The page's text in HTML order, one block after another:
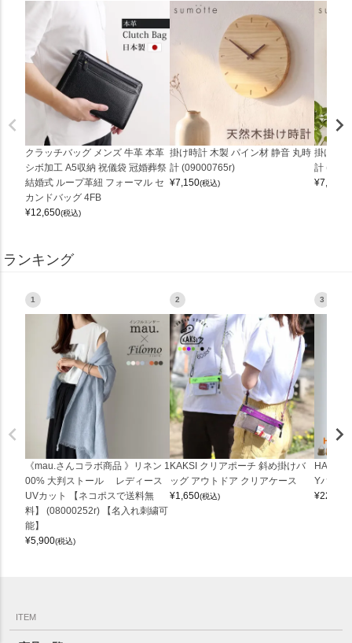
クラッチバッグ メンズ 牛革 本革
シボ加工 A5収納 祝儀袋 冠婚葬祭
結婚式 ループ革紐 フォーマル セ
カンドバッグ 4FB
¥12,650(税込)
掛け時計 木製 パイン材 静音 丸時
計 (09000765r)
¥7,150(税込)
掛け時
計
¥7,150
ランキング
1
《mau.さんコラボ商品 》リネン 1
00% 大判ストール レディース
UVカット 【ネコポスで送料無
料】 (08000252r) 【名入れ刺繍可
能】
¥5,900(税込)
2
KAKSI クリアポーチ 斜め掛けバ
ッグ アウトドア クリアケース
¥1,650(税込)
3
Yバッグ
¥22,000
ITEM